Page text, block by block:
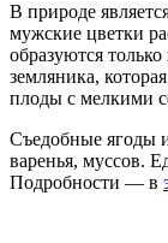
В природе
мужские цветки
образуются
земляника,
плоды с мелкими
Съедобные ягоды
варенья, муссов.
Подробности — в